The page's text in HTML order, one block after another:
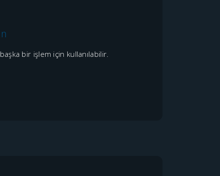
bir işlem için kullanılabilir.